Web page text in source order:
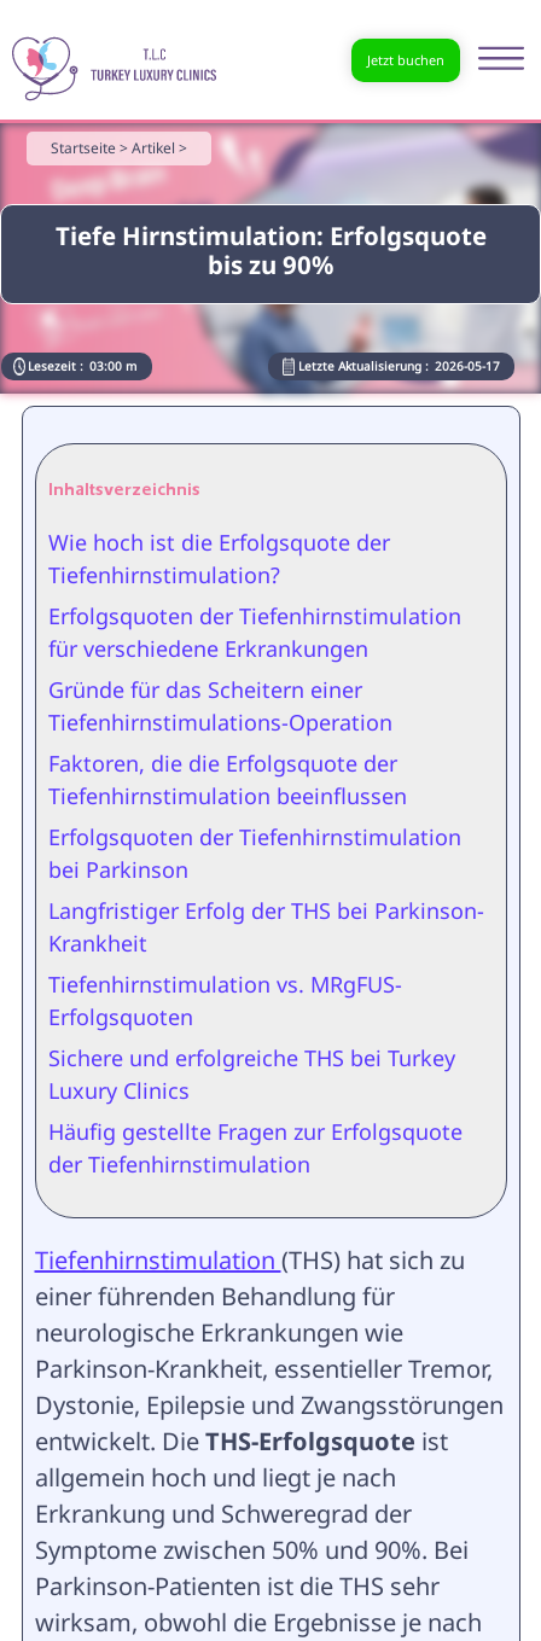
Jetzt buchen
Tiefe Hirnstimulation: Erfolgsquote
bis zu 90%
Startseite >Artikel >
Lesezeit : 03:00 m Letzte Aktualisierung : 2026-05-17
Inhaltsverzeichnis
Wie hoch ist die Erfolgsquote der
Tiefenhirnstimulation?
Erfolgsquoten der Tiefenhirnstimulation
für verschiedene Erkrankungen
Gründe für das Scheitern einer
Tiefenhirnstimulations-Operation
Faktoren, die die Erfolgsquote der
Tiefenhirnstimulation beeinflussen
Erfolgsquoten der Tiefenhirnstimulation
bei Parkinson
Langfristiger Erfolg der THS bei Parkinson-
Krankheit
Tiefenhirnstimulation vs. MRgFUS-
Erfolgsquoten
Sichere und erfolgreiche THS bei Turkey
Luxury Clinics
Häufig gestellte Fragen zur Erfolgsquote
der Tiefenhirnstimulation
Tiefenhirnstimulation (THS) hat sich zu
einer führenden Behandlung für
neurologische Erkrankungen wie
Parkinson-Krankheit, essentieller Tremor,
Dystonie, Epilepsie und Zwangsstörungen
entwickelt. DieTHS-Erfolgsquote ist
allgemein hoch und liegt je nach
Erkrankung und Schweregrad der
Symptome zwischen 50% und 90%. Bei
Parkinson-Patienten ist die THS sehr
wirksam, obwohl die Ergebnisse je nach